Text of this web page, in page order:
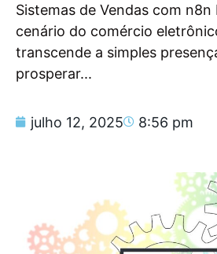
Sistemas de Vendas com
cenário do comércio
transcende a simples
prosperar...
julho 12, 2025 8:56 pm